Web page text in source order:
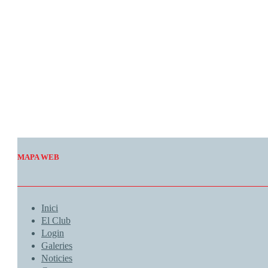
MAPA WEB
Inici
El Club
Login
Galeries
Noticies